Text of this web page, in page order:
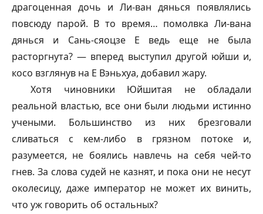
драгоценная дочь и Ли-ван дянься появлялись
повсюду парой. В то время… помолвка Ли-вана
дянься и Сань-сяоцзеЕ ведь еще не была
расторгнута? — вперед выступил другой юйши и,
косо взглянув на Е Вэньхуа, добавил жару.
Хотя чиновники Юйшитая не обладали
реальной властью, все они были людьми истинно
учеными. Большинство из них брезговали
сливаться с кем-либо в грязном потоке и,
разумеется, не боялись навлечь на себя чей-то
гнев. За слова судей не казнят, и пока они не несут
околесицу, даже император не может их винить,
что уж говорить об остальных?